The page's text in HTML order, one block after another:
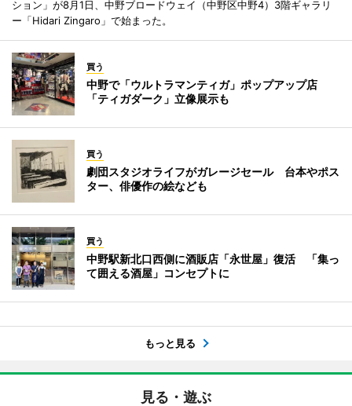
ション」が8月1日、中野ブロードウェイ（中野区中野4）3階ギャラリ
ー「Hidari Zingaro」で始まった。
買う
中野で「ウルトラマンティガ」ポップアップ店
「ティガダーク」立像展示も
買う
劇団スタジオライフがガレージセール 台本やポス
ター、俳優作の絵なども
買う
中野駅新北口西側に酒販店「永世屋」復活 「集っ
て囲える酒屋」コンセプトに
もっと見る
見る・遊ぶ